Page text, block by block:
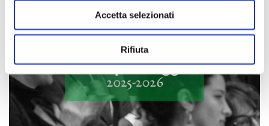
Accetta selezionati
Rifiuta